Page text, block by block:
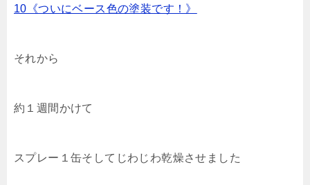
10《ついにベース色の塗装です！》
それから
約１週間かけて
スプレー１缶そしてじわじわ乾燥させました